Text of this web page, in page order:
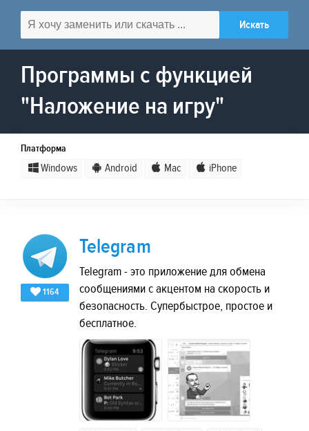
Программы с функцией
"Наложение на игру"
Платформа
Windows Android Mac iPhone
1164
Telegram
Telegram - это приложение для обмена
сообщениями с акцентом на скорость и
безопасность. Супербыстрое, простое и
бесплатное.